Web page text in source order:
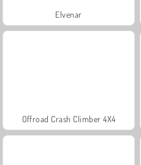
Elvenar
Offroad Crash Climber 4X4